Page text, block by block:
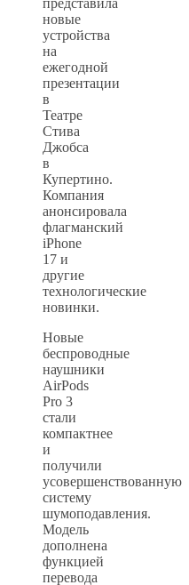
новые
устройства
на
ежегодной
презентации
в
Театре
Стива
Джобса
в
Купертино.
Компания
анонсировала
флагманский
iPhone
17 и
другие
технологические
новинки.
Новые
беспроводные
наушники
AirPods
Pro 3
стали
компактнее
и
получили
усовершенствованную
систему
шумоподавления.
Модель
дополнена
функцией
перевода